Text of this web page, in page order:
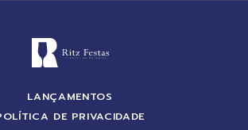
LANÇAMENTOS
DE PRIVACIDADE